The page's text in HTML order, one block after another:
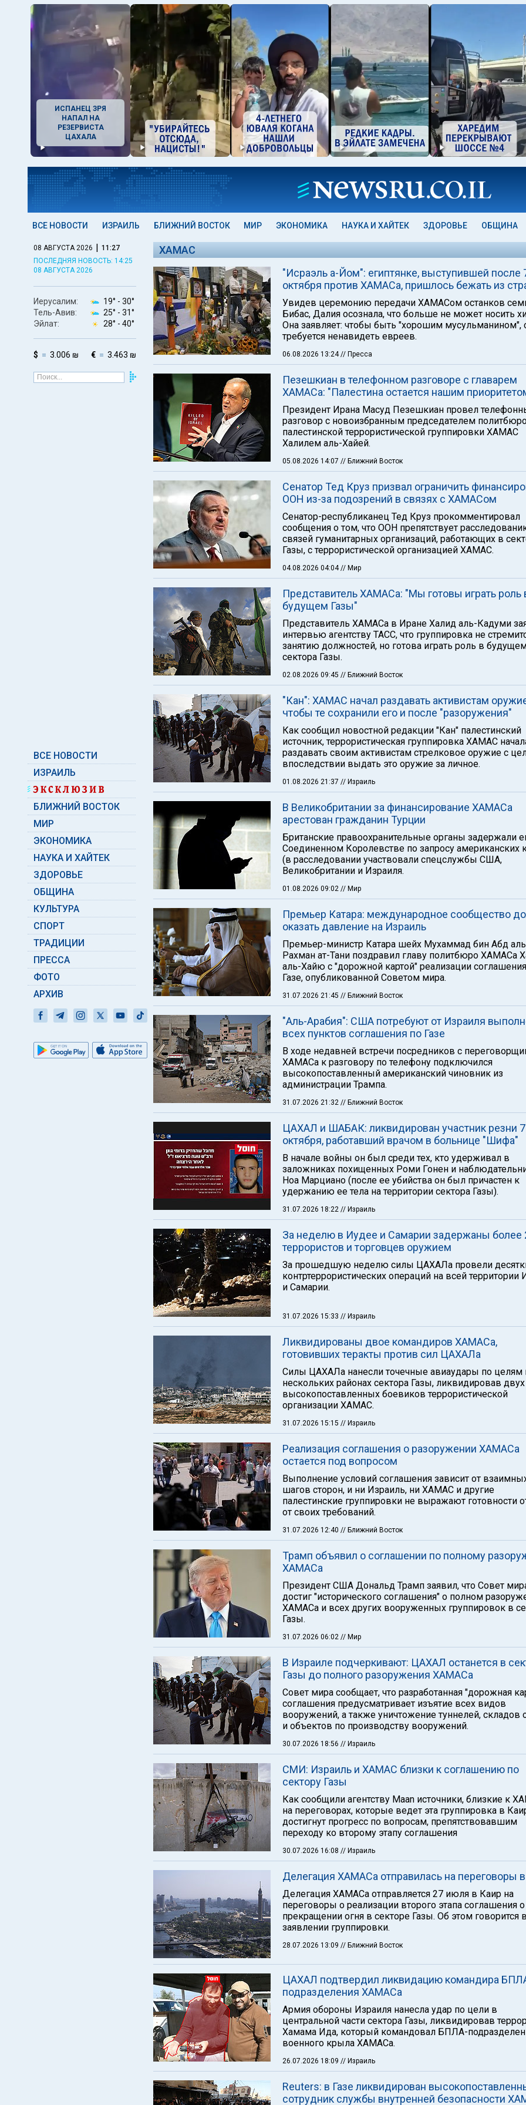
ИСПАНЕЦ ЗРЯ
НАПАЛ НА
РЕЗЕРВИСТА
ЦАХАЛА
ВСЕ НОВОСТИ ИЗРАИЛЬ БЛИЖНИЙ ВОСТОК МИР ЭКОНОМИКА НАУКА И ХАЙТЕК ЗДОРОВЬЕ ОБЩИНА
08 АВГУСТА 2026 | 11:27
ПОСЛЕДНЯЯ НОВОСТЬ: 14:25
08 АВГУСТА 2026
Иерусалим: 19° - 30°
Тель-Авив:
25° - 31°
Эйлат:
28° - 40°
$ 3.006 ₪ € 3.463 ₪
ВСЕ НОВОСТИ
ИЗРАИЛЬ
БЛИЖНИЙ ВОСТОК
МИР
ЭКОНОМИКА
НАУКА И ХАЙТЕК
ЗДОРОВЬЕ
ОБЩИНА
КУЛЬТУРА
СПОРТ
ТРАДИЦИИ
ПРЕССА
ФОТО
АРХИВ
ХАМАС
"Исраэль а-Йом": египтянке, выступившей после
октября против ХАМАСа, пришлось бежать из
Увидев церемонию передачи ХАМАСом останков
Бибас, Далия осознала, что больше не может носить
Она заявляет: чтобы быть "хорошим мусульманином",
требуется ненавидеть евреев.
06.08.2026 13:24// Пресса
Пезешкиан в телефонном разговоре с главарем
ХАМАСа: "Палестина остается нашим
Президент Ирана Масуд Пезешкиан провел
разговор с новоизбранным председателем
палестинской террористической группировки ХАМАС
Халилем аль-Хайей.
05.08.2026 14:07 // Ближний Восток
Сенатор Тед Круз призвал ограничить
ООН из-за подозрений в связях с ХАМАСом
Сенатор-республиканец Тед Круз прокомментировал
сообщения о том, что ООН препятствует
связей гуманитарных организаций, работающих в
Газы, с террористической организацией ХАМАС.
04.08.2026 04:04// Мир
Представитель ХАМАСа: "Мы готовы играть роль
будущем Газы"
Представитель ХАМАСа в Иране Халид аль-Кадуми
интервью агентству ТАСС, что группировка не
занятию должностей, но готова играть роль в
сектора Газы.
02.08.2026 09:45 // Ближний Восток
"Кан": ХАМАС начал раздавать активистам
чтобы те сохранили его и после "разоружения"
Как сообщил новостной редакции "Кан" палестинский
источник, террористическая группировка ХАМАС
раздавать своим активистам стрелковое оружие с
впоследствии выдать это оружие за личное.
01.08.2026 21:37 // Израиль
В Великобритании за финансирование ХАМАСа
арестован гражданин Турции
Британские правоохранительные органы задержали
Соединенном Королевстве по запросу американских
(в расследовании участвовали спецслужбы США,
Великобритании и Израиля.
01.08.2026 09:02 // Мир
Премьер Катара: международное сообщество
оказать давление на Израиль
Премьер-министр Катара шейх Мухаммад бин Абд
Рахман ат-Тани поздравил главу политбюро ХАМАСа
аль-Хайю с "дорожной картой" реализации
Газе, опубликованной Советом мира.
31.07.2026 21:45 // Ближний Восток
"Аль-Арабия": США потребуют от Израиля
всех пунктов соглашения по Газе
В ходе недавней встречи посредников с
ХАМАСа к разговору по телефону подключился
высокопоставленный американский чиновник из
администрации Трампа.
31.07.2026 21:32 // Ближний Восток
ЦАХАЛ и ШАБАК: ликвидирован участник резни 7
октября, работавший врачом в больнице "Шифа"
В начале войны он был среди тех, кто удерживал в
заложниках похищенных Роми Гонен и
Ноа Марциано (после ее убийства он был причастен к
удержанию ее тела на территории сектора Газы).
31.07.2026 18:22 // Израиль
За неделю в Иудее и Самарии задержаны более
террористов и торговцев оружием
За прошедшую неделю силы ЦАХАЛа провели
контртеррористических операций на всей территории
и Самарии.
31.07.2026 15:33 // Израиль
Ликвидированы двое командиров ХАМАСа,
готовивших теракты против сил ЦАХАЛа
Силы ЦАХАЛа нанесли точечные авиаудары по целям
нескольких районах сектора Газы, ликвидировав двух
высокопоставленных боевиков террористической
организации ХАМАС.
31.07.2026 15:15 // Израиль
Реализация соглашения о разоружении ХАМАСа
остается под вопросом
Выполнение условий соглашения зависит от
шагов сторон, и ни Израиль, ни ХАМАС и другие
палестинские группировки не выражают готовности
от своих требований.
31.07.2026 12:40 // Ближний Восток
Трамп объявил о соглашении по полному
ХАМАСа
Президент США Дональд Трамп заявил, что Совет
достиг "исторического соглашения" о полном
ХАМАСа и всех других вооруженных группировок в
Газы.
31.07.2026 06:02 // Мир
В Израиле подчеркивают: ЦАХАЛ останется в
Газы до полного разоружения ХАМАСа
Совет мира сообщает, что разработанная "дорожная
соглашения предусматривает изъятие всех видов
вооружений, а также уничтожение туннелей, складов
и объектов по производству вооружений.
30.07.2026 18:56 // Израиль
СМИ: Израиль и ХАМАС близки к соглашению по
сектору Газы
Как сообщили агентству Maan источники, близкие к
на переговорах, которые ведет эта группировка в
достигнут прогресс по вопросам, препятствовавшим
переходу ко второму этапу соглашения
30.07.2026 16:08 // Израиль
Делегация ХАМАСа отправилась на переговоры
Делегация ХАМАСа отправляется 27 июля в Каир на
переговоры о реализации второго этапа соглашения о
прекращении огня в секторе Газы. Об этом говорится в
заявлении группировки.
28.07.2026 13:09 // Ближний Восток
ЦАХАЛ подтвердил ликвидацию командира
подразделения ХАМАСа
Армия обороны Израиля нанесла удар по цели в
центральной части сектора Газы, ликвидировав
Хамама Ида, который командовал БПЛА-
военного крыла ХАМАСа.
26.07.2026 18:09 // Израиль
Reuters: в Газе ликвидирован
сотрудник службы внутренней безопасности